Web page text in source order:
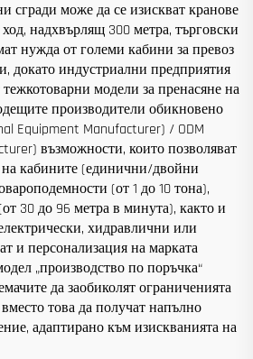
може да се изискват кранове
надхвърлящ 300 метра, търговски
нужда от големи кабини за превоз
докато индустриални предприятия
модели за пренасяне на
производители обикновено
Equipment Manufacturer) / ODM
възможности, които позволяват
кабините (единични/двойни
(от 1 до 10 тона),
30 до 96 метра в минута), както и
хидравлични или
и персонализация на марката
„производство по поръчка“
да заобиколят ограниченията
това да получат напълно
адаптирано към изискванията на